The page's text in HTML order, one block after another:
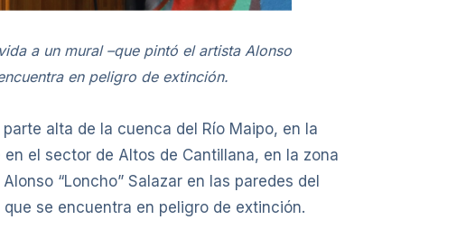
a un mural –que pintó el artista Alonso
en peligro de extinción.
alta de la cuenca del Río Maipo, en la
el sector de Altos de Cantillana, en la zona
“Loncho” Salazar en las paredes del
se encuentra en peligro de extinción.